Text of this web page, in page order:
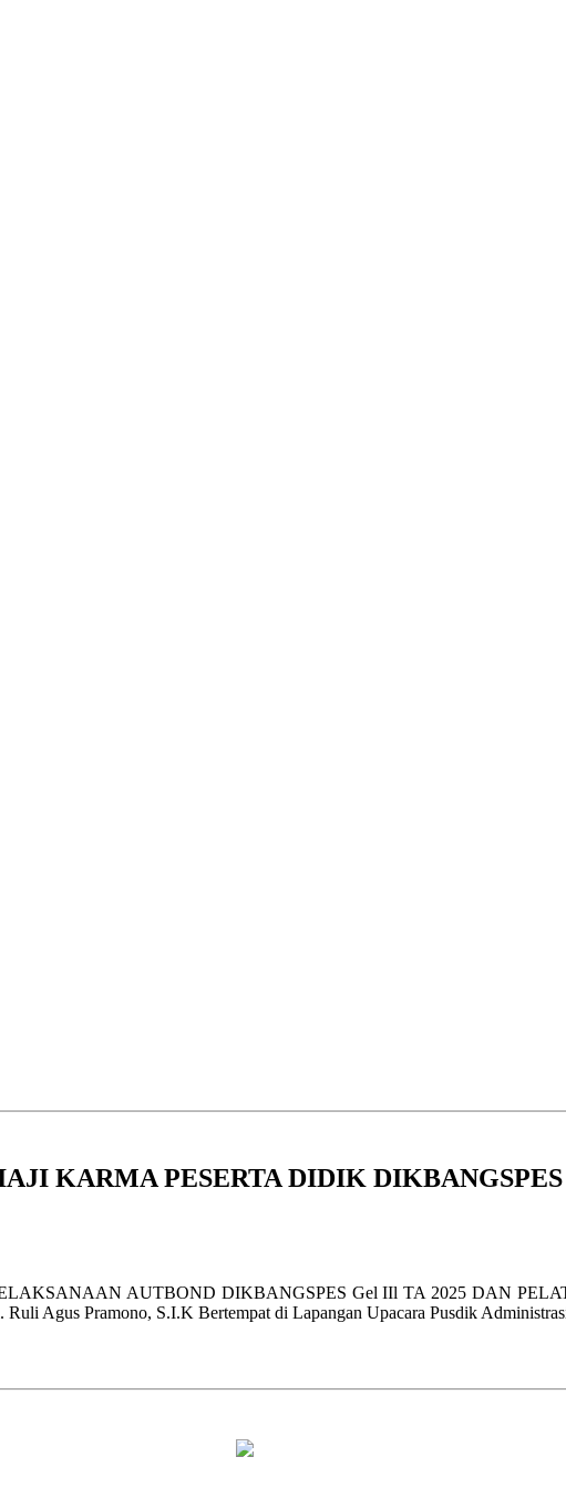
KARMA PESERTA DIDIK
AUTBOND DIKBANGSPES Gel IIl TA 2025 DAN
Agus Pramono, S.I.K Bertempat di Lapangan Upacara Pusdik